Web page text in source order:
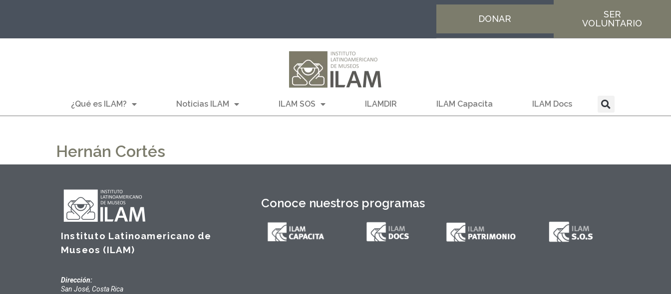
DONAR
SER
VOLUNTARIO
¿Qué es ILAM? Noticias ILAM ILAM SOS ILAMDIR ILAM Capacita ILAM Docs
Hernán Cortés
Conoce nuestros programas
Instituto Latinoamericano de
Museos (ILAM)
Dirección:
San José, Costa Rica